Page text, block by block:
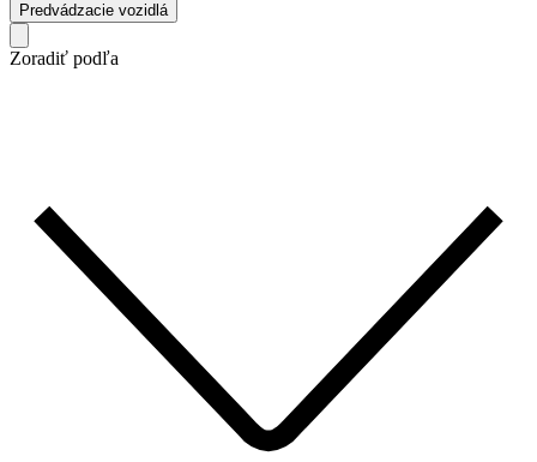
Predvádzacie vozidlá
Zoradiť podľa